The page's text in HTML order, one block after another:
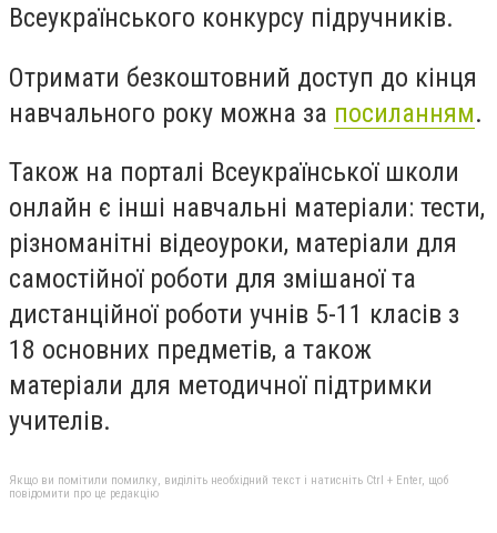
Всеукраїнського конкурсу підручників.
Отримати безкоштовний доступ до кінця
навчального року можна за посиланням.
Також на порталі Всеукраїнської школи
онлайн є інші навчальні матеріали: тести,
різноманітні відеоуроки, матеріали для
самостійної роботи для змішаної та
дистанційної роботи учнів 5-11 класів з
18 основних предметів, а також
матеріали для методичної підтримки
учителів.
Якщо ви помітили помилку, виділіть необхідний текст і натисніть Ctrl + Enter, щоб
повідомити про це редакцію